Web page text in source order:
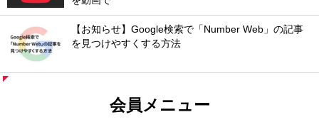
【お知らせ】Google検索で「Number Web」の記事
を見つけやすくする方法
会員メニュー